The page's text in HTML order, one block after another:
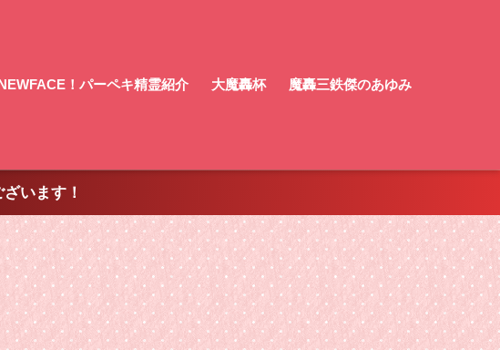
！パーペキ精霊紹介 大魔轟杯 魔轟三鉄傑のあゆみ
います！